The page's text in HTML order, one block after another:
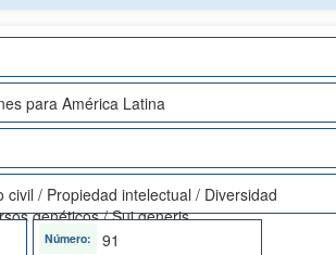
para América Latina
civil / Propiedad intelectual / Diversidad
genéticos / Sui generis
91